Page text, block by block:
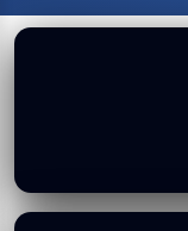
Nimet Seasonal